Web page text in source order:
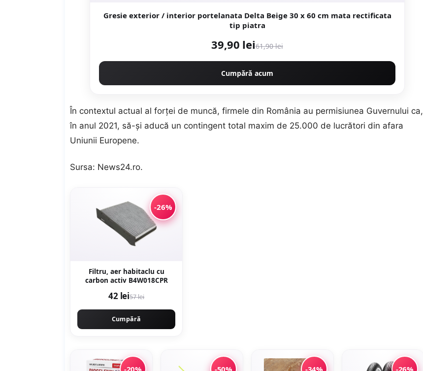
Gresie exterior / interior portelanata Delta Beige 30 x 60 cm mata rectificata
tip piatra
39,90 lei61,90 lei
Cumpără acum
În contextul actual al forţei de muncă, firmele din România au permisiunea Guvernului ca,
în anul 2021, să-şi aducă un contingent total maxim de 25.000 de lucrători din afara
Uniunii Europene.
Sursa: News24.ro.
-26%
Filtru, aer habitaclu cu
carbon activ B4W018CPR
42 lei57 lei
Cumpără
-20% -50% -34% -26%